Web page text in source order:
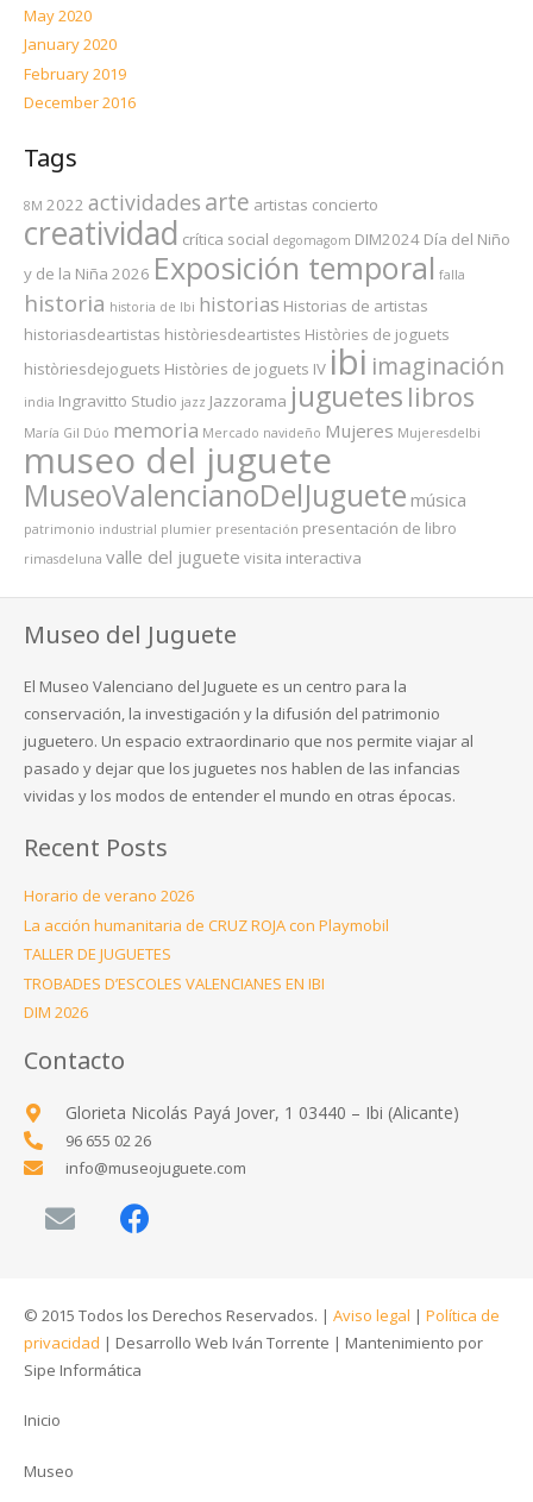
May 2020
January 2020
February 2019
December 2016
Tags
8M 2022 actividades arte artistas concierto
creatividad crítica social degomagom DIM2024 Día del Niño
y de la Niña 2026 Exposición temporal falla
historia historia de Ibi historias Historias de artistas
historiasdeartistas històriesdeartistes Històries de joguets
històriesdejoguets Històries de joguets IV ibi imaginación
india Ingravitto Studio jazz Jazzorama juguetes libros
María Gil Dúo memoria Mercado navideño Mujeres MujeresdeIbi
museo del juguete
MuseoValencianoDelJuguete música
patrimonio industrial plumier presentación presentación de libro
rimasdeluna valle del juguete visita interactiva
Museo del Juguete
El Museo Valenciano del Juguete es un centro para la
conservación, la investigación y la difusión del patrimonio
juguetero. Un espacio extraordinario que nos permite viajar al
pasado y dejar que los juguetes nos hablen de las infancias
vividas y los modos de entender el mundo en otras épocas.
Recent Posts
Horario de verano 2026
La acción humanitaria de CRUZ ROJA con Playmobil
TALLER DE JUGUETES
TROBADES D’ESCOLES VALENCIANES EN IBI
DIM 2026
Contacto
Glorieta Nicolás Payá Jover, 1 03440 – Ibi (Alicante)
96 655 02 26
info@museojuguete.com
© 2015 Todos los Derechos Reservados. | Aviso legal | Política de
privacidad | Desarrollo Web Iván Torrente | Mantenimiento por
Sipe Informática
Inicio
Museo